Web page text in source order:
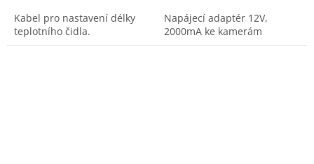
Kabel pro nastavení délky
teplotního čidla.
Napájecí adaptér 12V,
2000mA ke kamerám